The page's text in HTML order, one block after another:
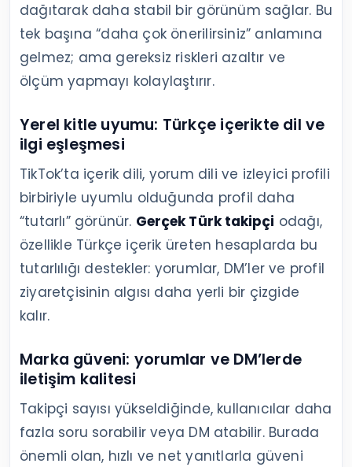
dağıtarak daha stabil bir görünüm sağlar. Bu
tek başına “daha çok önerilirsiniz” anlamına
gelmez; ama gereksiz riskleri azaltır ve
ölçüm yapmayı kolaylaştırır.
Yerel kitle uyumu: Türkçe içerikte dil ve
ilgi eşleşmesi
TikTok’ta içerik dili, yorum dili ve izleyici profili
birbiriyle uyumlu olduğunda profil daha
“tutarlı” görünür. Gerçek Türk takipçi odağı,
özellikle Türkçe içerik üreten hesaplarda bu
tutarlılığı destekler: yorumlar, DM’ler ve profil
ziyaretçisinin algısı daha yerli bir çizgide
kalır.
Marka güveni: yorumlar ve DM’lerde
iletişim kalitesi
Takipçi sayısı yükseldiğinde, kullanıcılar daha
fazla soru sorabilir veya DM atabilir. Burada
önemli olan, hızlı ve net yanıtlarla güveni